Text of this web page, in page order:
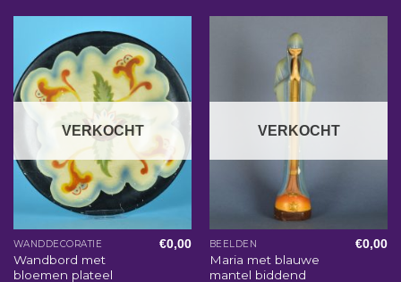
VERKOCHT
WANDDECORATIE
Wandbord met
bloemen plateel
€0,00
VERKOCHT
BEELDEN
Maria met blauwe
mantel biddend
€0,00